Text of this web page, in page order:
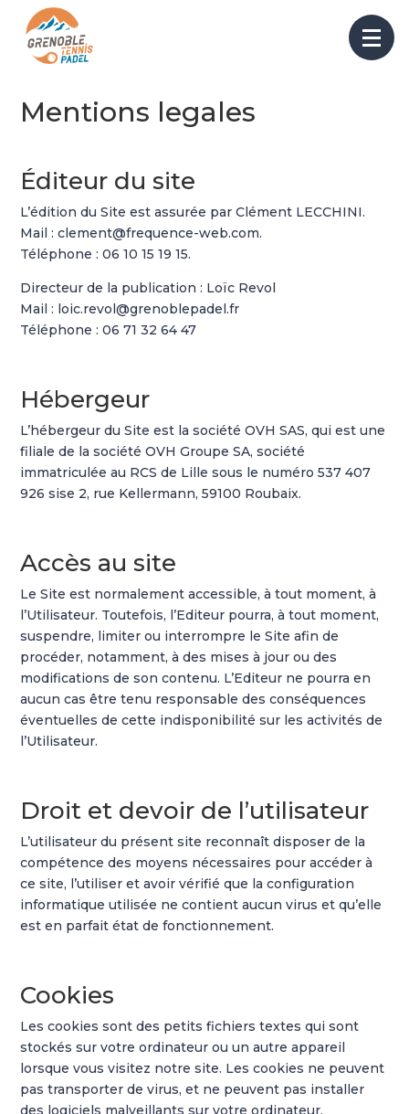
Mentions legales
Éditeur du site
L’édition du Site est assurée par Clément LECCHINI.
Mail : clement@frequence-web.com.
Téléphone : 06 10 15 19 15.
Directeur de la publication : Loïc Revol
Mail : loic.revol@grenoblepadel.fr
Téléphone : 06 71 32 64 47
Hébergeur
L’hébergeur du Site est la société OVH SAS, qui est une
filiale de la société OVH Groupe SA, société
immatriculée au RCS de Lille sous le numéro 537 407
926 sise 2, rue Kellermann, 59100 Roubaix.
Accès au site
Le Site est normalement accessible, à tout moment, à
l’Utilisateur. Toutefois, l’Editeur pourra, à tout moment,
suspendre, limiter ou interrompre le Site afin de
procéder, notamment, à des mises à jour ou des
modifications de son contenu. L’Editeur ne pourra en
aucun cas être tenu responsable des conséquences
éventuelles de cette indisponibilité sur les activités de
l’Utilisateur.
Droit et devoir de l’utilisateur
L’utilisateur du présent site reconnaît disposer de la
compétence des moyens nécessaires pour accéder à
ce site, l’utiliser et avoir vérifié que la configuration
informatique utilisée ne contient aucun virus et qu’elle
est en parfait état de fonctionnement.
Cookies
Les cookies sont des petits fichiers textes qui sont
stockés sur votre ordinateur ou un autre appareil
lorsque vous visitez notre site. Les cookies ne peuvent
pas transporter de virus, et ne peuvent pas installer
des logiciels malveillants sur votre ordinateur.